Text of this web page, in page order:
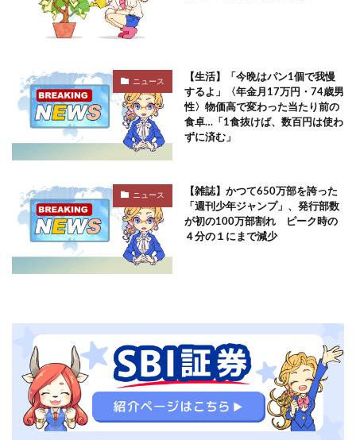
ニュース
【生活】「今晩はパン1個で我慢
するよ」〈年金月17万円・74歳男
性〉物価高で変わった当たり前の
食卓…「1食抜けば、数百円は使わ
ずに済む」
ニュース
【雑誌】かつて650万部を誇った
「週刊少年ジャンプ」、発行部数
が初の100万部割れ ピーク時の
４分の１にまで減少